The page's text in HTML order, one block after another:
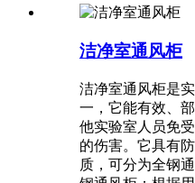
洁净室通风柜
洁净室通风柜是
一，它能有效、
他实验室人员免
的伤害。它具有
质，可分为全钢